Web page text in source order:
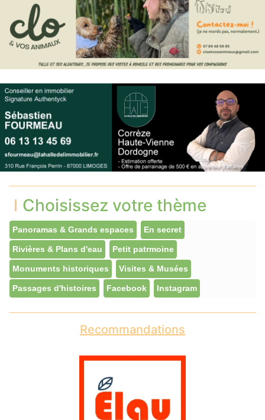
Choisissez votre thème
Panoramas & Grands espaces En secret
Rivières & Plans d'eau Petit patrmoine
Monuments historiques Visites & Musées
Passages d'histoires Facebook Instagram
Recommandations